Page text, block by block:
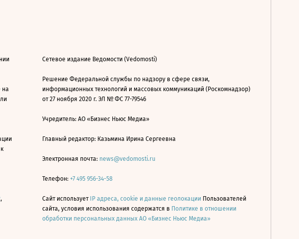
на
,
Сетевое издание Ведомости (Vedomosti)
Решение Федеральной службы по надзору в сфере связи,
информационных технологий и массовых коммуникаций (Роскомнадзор)
от 27 ноября 2020 г. ЭЛ № ФС 77-79546
Учредитель: АО «Бизнес Ньюс Медиа»
Главный редактор: Казьмина Ирина Сергеевна
Электронная почта: news@vedomosti.ru
Телефон: +7 495 956-34-58
Сайт использует IP адреса, cookie и данные геолокации Пользователей
сайта, условия использования содержатся в Политике в отношении
обработки персональных данных АО «Бизнес Ньюс Медиа»